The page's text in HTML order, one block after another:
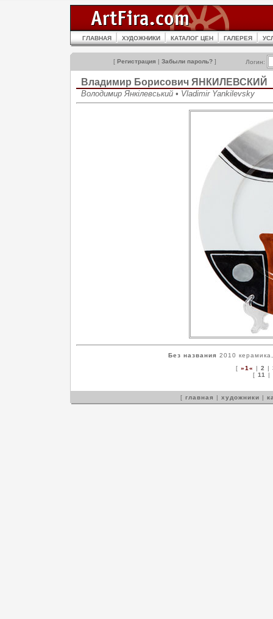
ГЛАВНАЯ ХУДОЖНИКИ КАТАЛОГ ЦЕН ГАЛЕРЕЯ
[ Регистрация | Забыли пароль? ] Логин:
Владимир Борисович ЯНКИЛЕВСКИЙ
Володимир Янкілевський • Vladimir Yankilevsky
Без названия 2010
[ »1« | 2 |
[ 11 |
[ главная | художники |